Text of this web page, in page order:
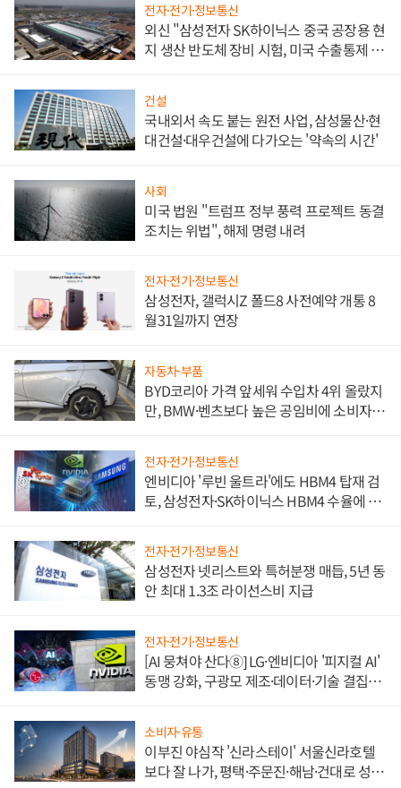
전자·전기·정보통신
외신 "삼성전자 SK하이닉스 중국 공장용 현
지 생산 반도체 장비 시험, 미국 수출통제 대
건설
국내외서 속도 붙는 원전 사업, 삼성물산·현
대건설·대우건설에 다가오는 '약속의 시간'
사회
미국 법원 "트럼프 정부 풍력 프로젝트 동결
조치는 위법", 해제 명령 내려
전자·전기·정보통신
삼성전자, 갤럭시Z 폴드8 사전예약 개통 8
월31일까지 연장
자동차·부품
BYD코리아 가격 앞세워 수입차 4위 올랐지
만, BMW·벤츠보다 높은 공임비에 소비자
전자·전기·정보통신
엔비디아 '루빈 울트라'에도 HBM4 탑재 검
토, 삼성전자·SK하이닉스 HBM4 수율에 주
전자·전기·정보통신
삼성전자 넷리스트와 특허분쟁 매듭, 5년 동
안 최대 1.3조 라이선스비 지급
전자·전기·정보통신
[AI 뭉쳐야 산다⑧] LG·엔비디아 '피지컬 AI'
동맹 강화, 구광모 제조·데이터·기술 결집
소비자·유통
이부진 야심작 '신라스테이' 서울신라호텔
보다 잘 나가, 평택·주문진·해남·건대로 성